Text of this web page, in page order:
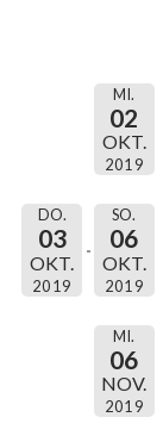
MI.
02
OKT.
2019
DO.
03
OKT.
2019
SO.
06
OKT.
2019
MI.
06
NOV.
2019